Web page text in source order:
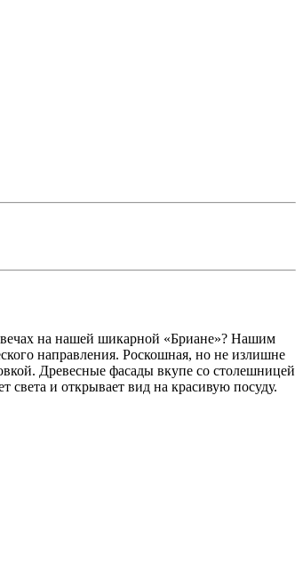
на нашей шикарной «Бриане»? Нашим
направления. Роскошная, но не излишне
Древесные фасады вкупе со столешницей
света и открывает вид на красивую посуду.